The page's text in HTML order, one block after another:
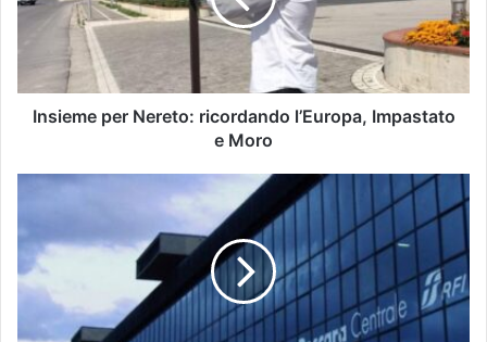
Insieme per Nereto: ricordando l’Europa, Impastato
e Moro